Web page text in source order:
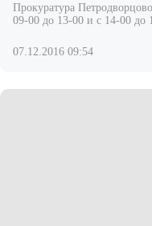
Прокуратура
09-00 до 13-00 и с 14-00 до
07.12.2016 09:54